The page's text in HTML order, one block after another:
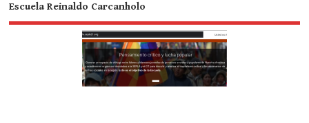
Escuela Reinaldo Carcanholo